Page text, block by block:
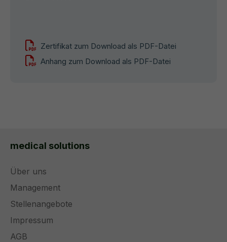
Zertifikat zum Download als PDF-Datei
Anhang zum Download als PDF-Datei
medical solutions
Über uns
Management
Stellenangebote
Impressum
AGB